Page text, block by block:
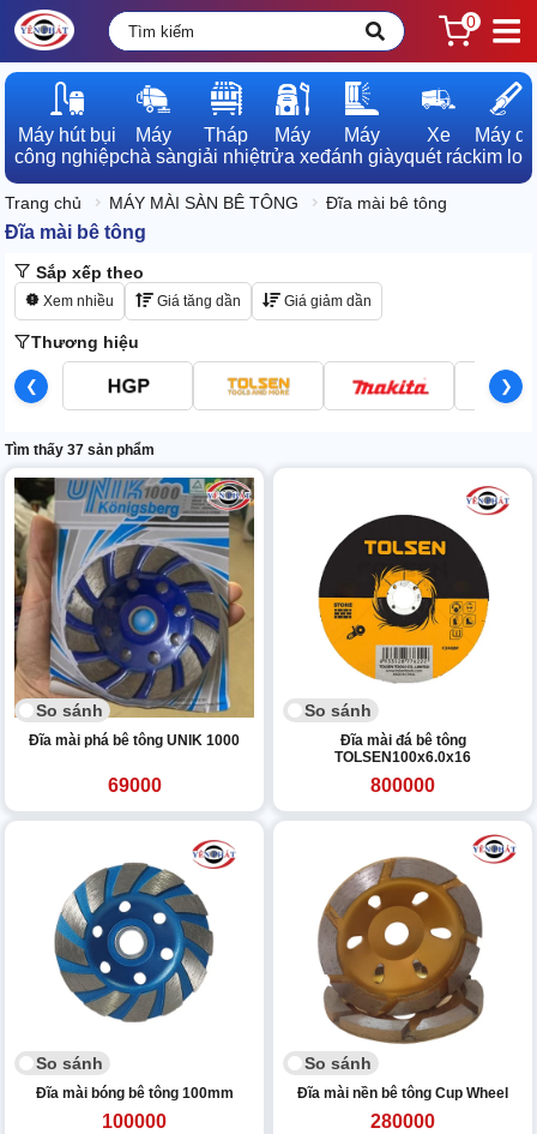
0
Máy hút bụi
công nghiệp
Máy
chà sàn
Tháp
giải nhiệt
Máy
rửa xe
Máy
đánh giày
Xe
quét rác
Máy dò
kim loại
Trang chủ MÁY MÀI SÀN BÊ TÔNG Đĩa mài bê tông
Đĩa mài bê tông
Sắp xếp theo
Xem nhiều Giá tăng dần Giá giảm dần
Thương hiệu
❮ ❯
Tìm thấy 37 sản phẩm
So sánh
Đĩa mài phá bê tông UNIK 1000
69000
So sánh
Đĩa mài đá bê tông
TOLSEN100x6.0x16
800000
So sánh
Đĩa mài bóng bê tông 100mm
100000
So sánh
Đĩa mài nền bê tông Cup Wheel
280000